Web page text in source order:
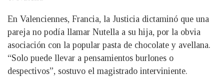
En Valenciennes, Francia, la Justicia dictaminó que una
pareja no podía llamar Nutella a su hija, por la obvia
asociación con la popular pasta de chocolate y avellana.
“Solo puede llevar a pensamientos burlones o
despectivos”, sostuvo el magistrado interviniente.